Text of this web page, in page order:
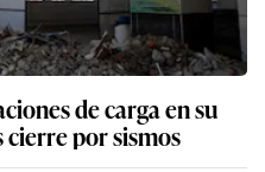
de carga en su
por sismos